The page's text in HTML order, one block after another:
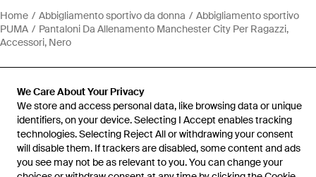
We Care About Your Privacy
We store and access personal data, like browsing data or unique
identifiers, on your device. Selecting I Accept enables tracking
technologies. Selecting Reject All or withdrawing your consent
will disable them. If trackers are disabled, some content and ads
you see may not be as relevant to you. You can change your
Home Abbigliamento sportivo da donna
Abbigliamento sportivo
PUMA
Pantaloni Da Allenamento Manchester City Per Ragazzi,
Accessori, Nero
Assistenza e info